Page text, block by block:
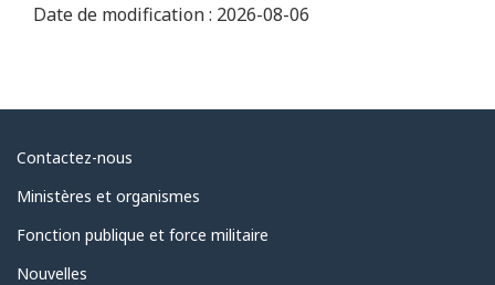
Date de modification : 2026-08-06
Au
sujet
du
gouvernement
Contactez-nous
Ministères et organismes
Fonction publique et force militaire
Nouvelles